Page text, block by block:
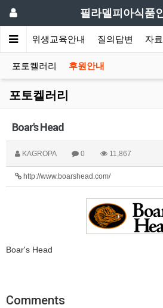
필라델피아식품
식 위생교육안내 질의답변 자
포토켈러리 후원안내
포토켈러리
Boar's Head
KAGROPA 0 11,867
http://www.boarshead.com/
Boar's Head
Comments